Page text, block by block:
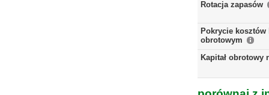
Rotacja zapasów
Pokrycie kosztów
obrotowym
Kapitał obrotowy